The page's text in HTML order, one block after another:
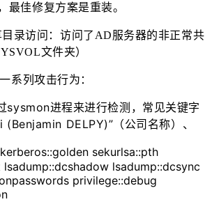
最佳修复方案是重装。
录访问：访问了AD服务器的非正常共
文件夹）
系列攻击行为：
sysmon进程来进行检测，常见关键字
DELPY)”（公司名称）、
kerberos::golden sekurlsa::pth
lsadump::dcsync
privilege::debug